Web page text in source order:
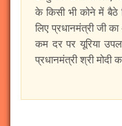
के किसी भी कोने में बैठे
लिए प्रधानमंत्री जी
कम दर पर यूरिया
प्रधानमंत्री श्री